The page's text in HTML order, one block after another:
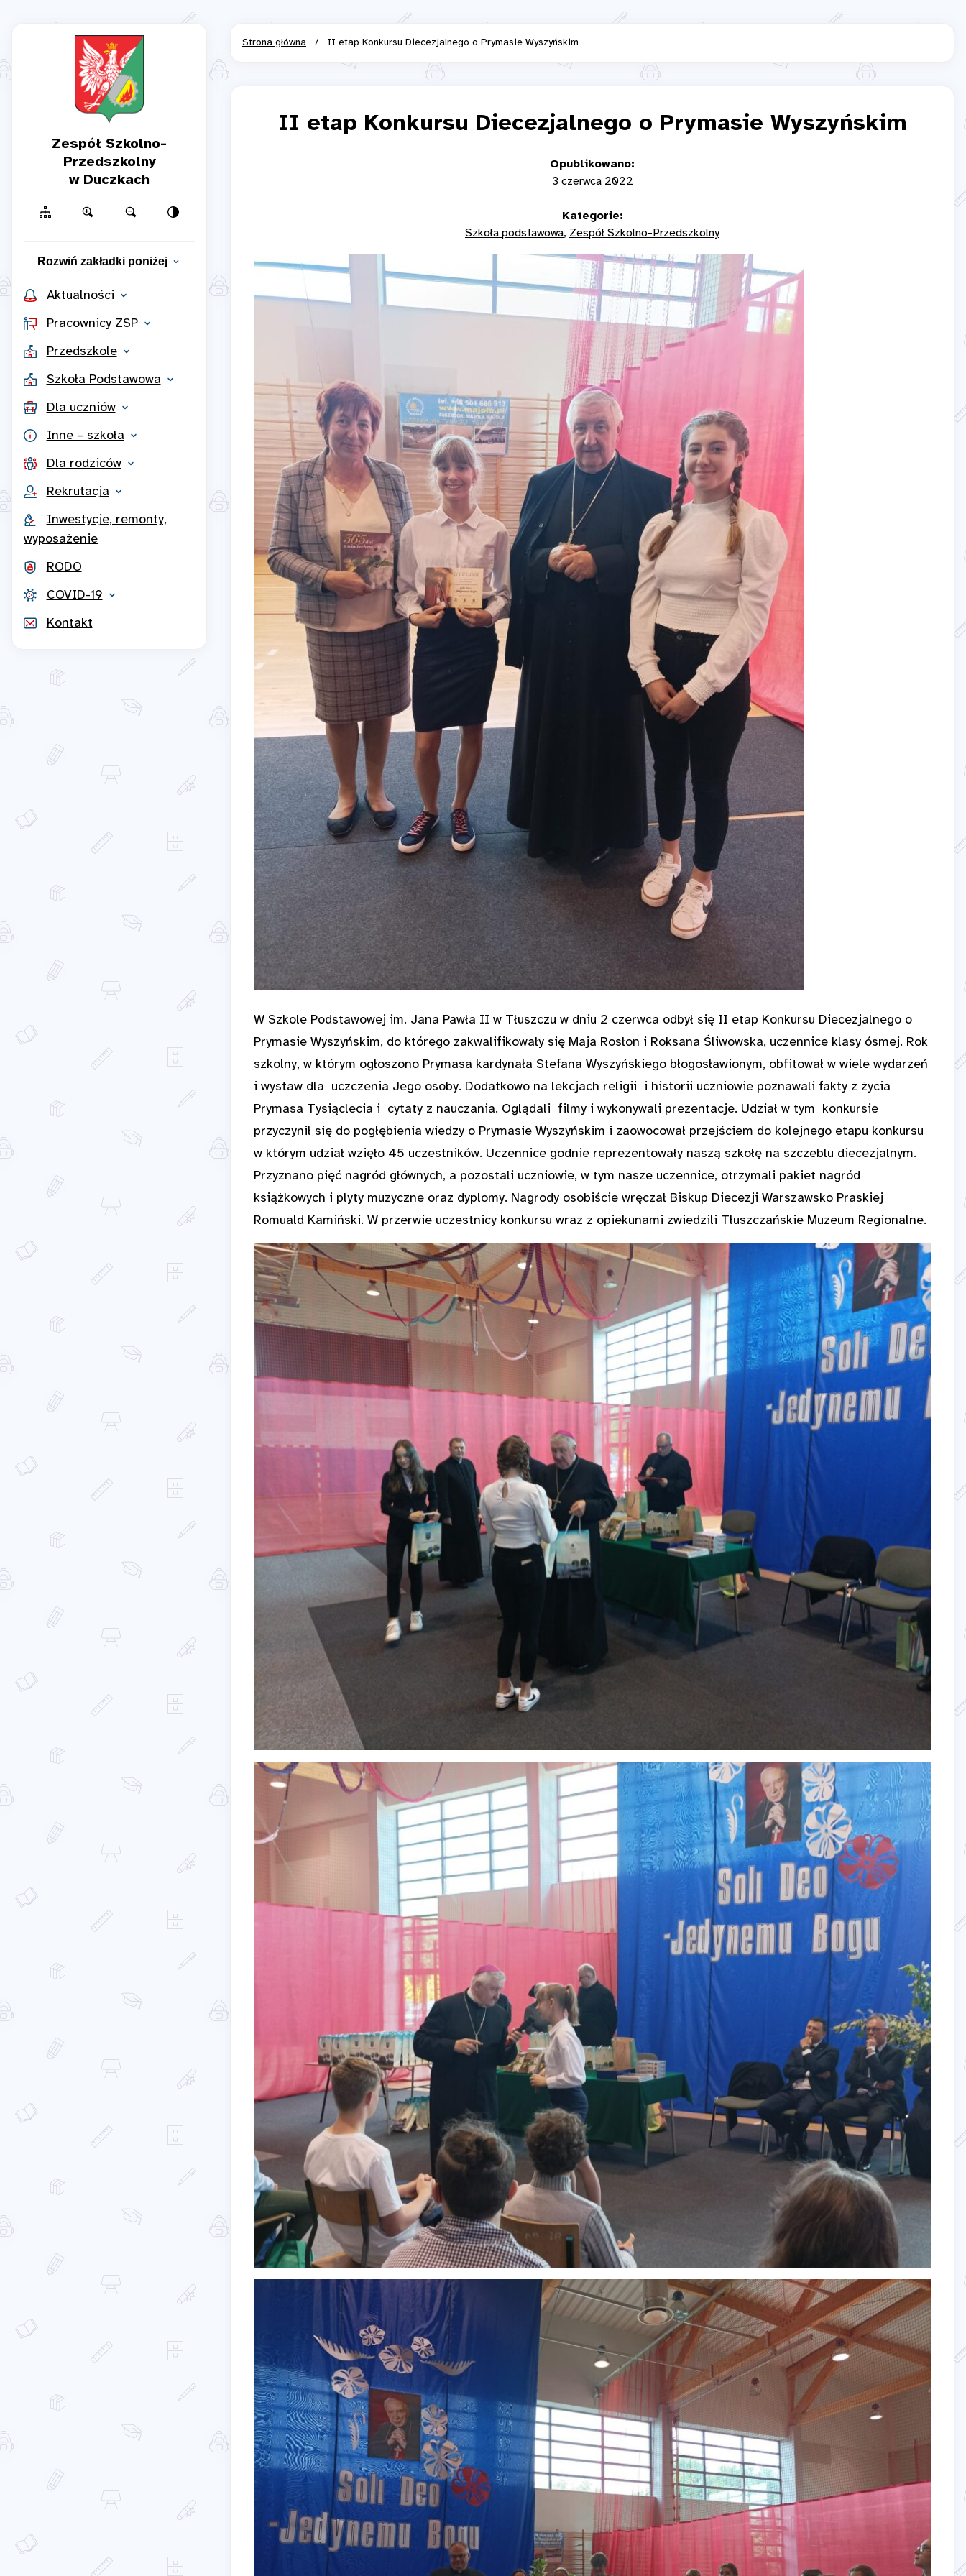
Zespół Szkolno-
Przedszkolny
w Duczkach
Rozwiń zakładki poniżej
Aktualności
Pracownicy ZSP
Przedszkole
Szkoła Podstawowa
Dla uczniów
Inne – szkoła
Dla rodziców
Rekrutacja
Inwestycje, remonty,
wyposażenie
RODO
COVID-19
Kontakt
Strona główna / II etap Konkursu Diecezjalnego o Prymasie Wyszyńskim
II etap Konkursu Diecezjalnego o Prymasie Wyszyńskim
Opublikowano:
3 czerwca 2022
Kategorie:
Szkoła podstawowa Zespół Szkolno-Przedszkolny
W Szkole Podstawowej im. Jana Pawła II w Tłuszczu w dniu 2 czerwca odbył się II etap Konkursu Diecezjalnego o
Prymasie Wyszyńskim, do którego zakwalifikowały się Maja Rosłon i Roksana Śliwowska, uczennice klasy ósmej. Rok
szkolny, w którym ogłoszono Prymasa kardynała Stefana Wyszyńskiego błogosławionym, obfitował w wiele wydarzeń
i wystaw dla uczczenia Jego osoby. Dodatkowo na lekcjach religii i historii uczniowie poznawali fakty z życia
Prymasa Tysiąclecia i cytaty z nauczania. Oglądali filmy i wykonywali prezentacje. Udział w tym konkursie
przyczynił się do pogłębienia wiedzy o Prymasie Wyszyńskim i zaowocował przejściem do kolejnego etapu konkursu
w którym udział wzięło 45 uczestników. Uczennice godnie reprezentowały naszą szkołę na szczeblu diecezjalnym.
Przyznano pięć nagród głównych, a pozostali uczniowie, w tym nasze uczennice, otrzymali pakiet nagród
książkowych i płyty muzyczne oraz dyplomy. Nagrody osobiście wręczał Biskup Diecezji Warszawsko Praskiej
Romuald Kamiński. W przerwie uczestnicy konkursu wraz z opiekunami zwiedzili Tłuszczańskie Muzeum Regionalne.